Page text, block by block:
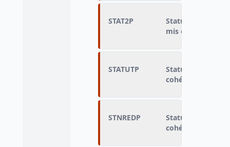
STAT2P
Statut (salarié,
mis en
STATUTP
Statut détaillé un
cohérence avec
STNREDP
Statut un an
cohérence avec